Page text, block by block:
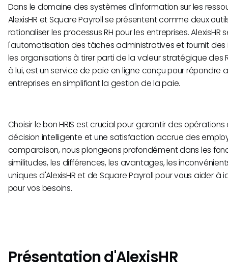
Dans le domaine des systèmes d'information sur les
AlexisHR et Square Payroll se présentent comme deux
rationaliser les processus RH pour les entreprises. AlexisHR
l'automatisation des tâches administratives et fournit
les organisations à tirer parti de la valeur stratégique des
à lui, est un service de paie en ligne conçu pour répondre
entreprises en simplifiant la gestion de la paie.
Choisir le bon HRIS est crucial pour garantir des
décision intelligente et une satisfaction accrue des
comparaison, nous plongeons profondément dans les
similitudes, les différences, les avantages, les
uniques d'AlexisHR et de Square Payroll pour vous aider à
pour vos besoins.
Présentation d'AlexisHR